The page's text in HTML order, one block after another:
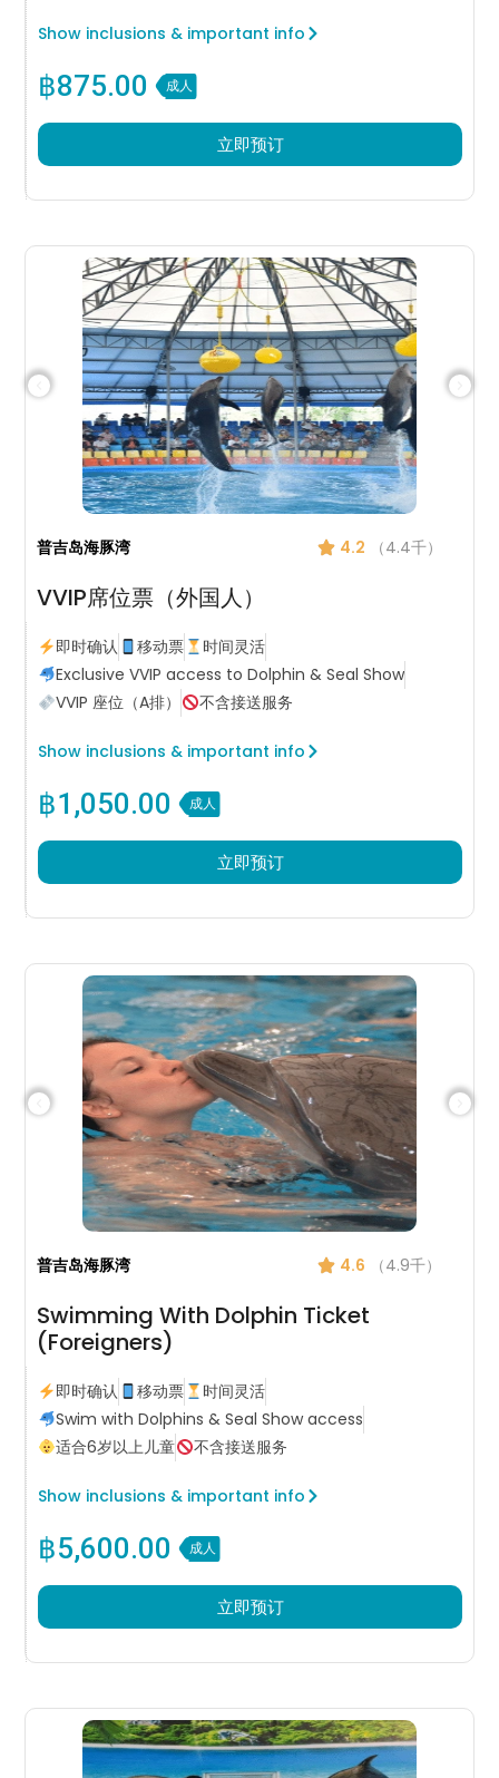
Show inclusions & important info
฿875.00 成人
立即预订
普吉岛海豚湾 4.2 （4.4千）
VVIP席位票（外国人）
即时确认 移动票
时间灵活
Exclusive VVIP access to Dolphin & Seal Show
VVIP 座位（A排）
不含接送服务
Show inclusions & important info
฿1,050.00 成人
立即预订
普吉岛海豚湾 4.6 （4.9千）
Swimming With Dolphin Ticket
(Foreigners)
即时确认 移动票
时间灵活
Swim with Dolphins & Seal Show access
适合6岁以上儿童
不含接送服务
Show inclusions & important info
฿5,600.00 成人
立即预订